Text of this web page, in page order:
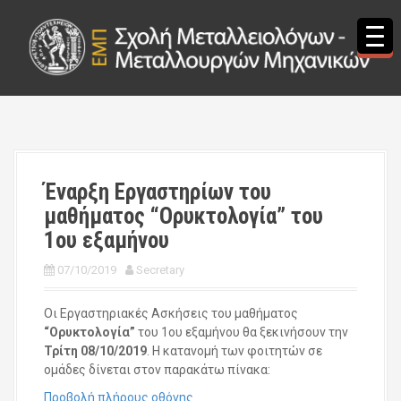
Έναρξη Εργαστηρίων του
μαθήματος “Ορυκτολογία” του
1ου εξαμήνου
07/10/2019 Secretary
Οι Εργαστηριακές Ασκήσεις του μαθήματος
“Ορυκτολογία” του 1ου εξαμήνου θα ξεκινήσουν την
Τρίτη 08/10/2019 . Η κατανομή των φοιτητών σε
ομάδες δίνεται στον παρακάτω πίνακα:
Προβολή πλήρους οθόνης